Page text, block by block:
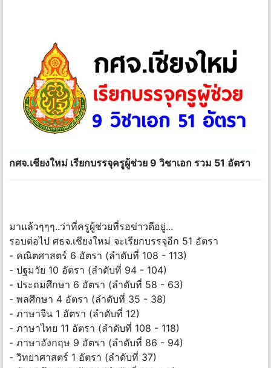
กศจ.เชียงใหม่ เรียกบรรจุครูผู้ช่วย 9 วิชาเอก รวม 51 อัตรา
มาแล้วๆๆๆ..ว่าที่ครูผู้ช่วยที่รอข่าวดีอยู่...
รอบต่อไป ศธจ.เชียงใหม่ จะเรียกบรรจุอีก 51 อัตรา
- คณิตศาสตร์ 6 อัตรา (ลำดับที่ 108 - 113)
- ปฐมวัย 10 อัตรา (ลำดับที่ 94 - 104)
- ประถมศึกษา 6 อัตรา (ลำดับที่ 58 - 63)
- พลศึกษา 4 อัตรา (ลำดับที่ 35 - 38)
- ภาษาจีน 1 อัตรา (ลำดับที่ 12)
- ภาษาไทย 11 อัตรา (ลำดับที่ 108 - 118)
- ภาษาอังกฤษ 9 อัตรา (ลำดับที่ 86 - 94)
- วิทยาศาสตร์ 1 อัตรา (ลำดับที่ 37)